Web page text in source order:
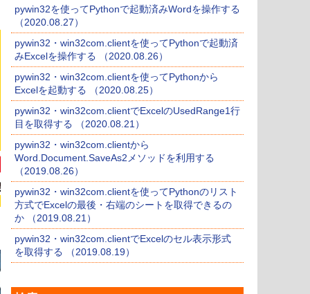
pywin32を使ってPythonで起動済みWordを操作する
（2020.08.27）
pywin32・win32com.clientを使ってPythonで起動済
みExcelを操作する （2020.08.26）
pywin32・win32com.clientを使ってPythonから
Excelを起動する （2020.08.25）
pywin32・win32com.clientでExcelのUsedRange1行
目を取得する （2020.08.21）
pywin32・win32com.clientから
Word.Document.SaveAs2メソッドを利用する
（2019.08.26）
pywin32・win32com.clientを使ってPythonのリスト
方式でExcelの最後・右端のシートを取得できるの
か （2019.08.21）
pywin32・win32com.clientでExcelのセル表示形式
を取得する （2019.08.19）